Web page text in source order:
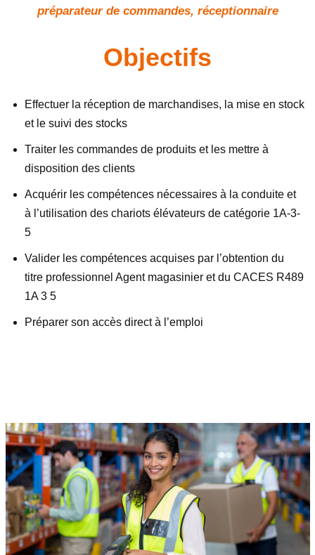
préparateur de commandes, réceptionnaire
Objectifs
Effectuer la réception de marchandises, la mise en stock
et le suivi des stocks
Traiter les commandes de produits et les mettre à
disposition des clients
Acquérir les compétences nécessaires à la conduite et
à l’utilisation des chariots élévateurs de catégorie 1A-3-
5
Valider les compétences acquises par l’obtention du
titre professionnel Agent magasinier et du CACES R489
1A 3 5
Préparer son accès direct à l’emploi